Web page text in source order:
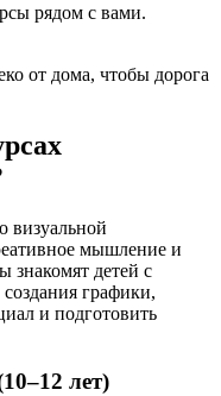
рядом с вами.
от дома, чтобы дорога
визуальной
мышление и
знакомят детей с
графики,
и подготовить
лет)